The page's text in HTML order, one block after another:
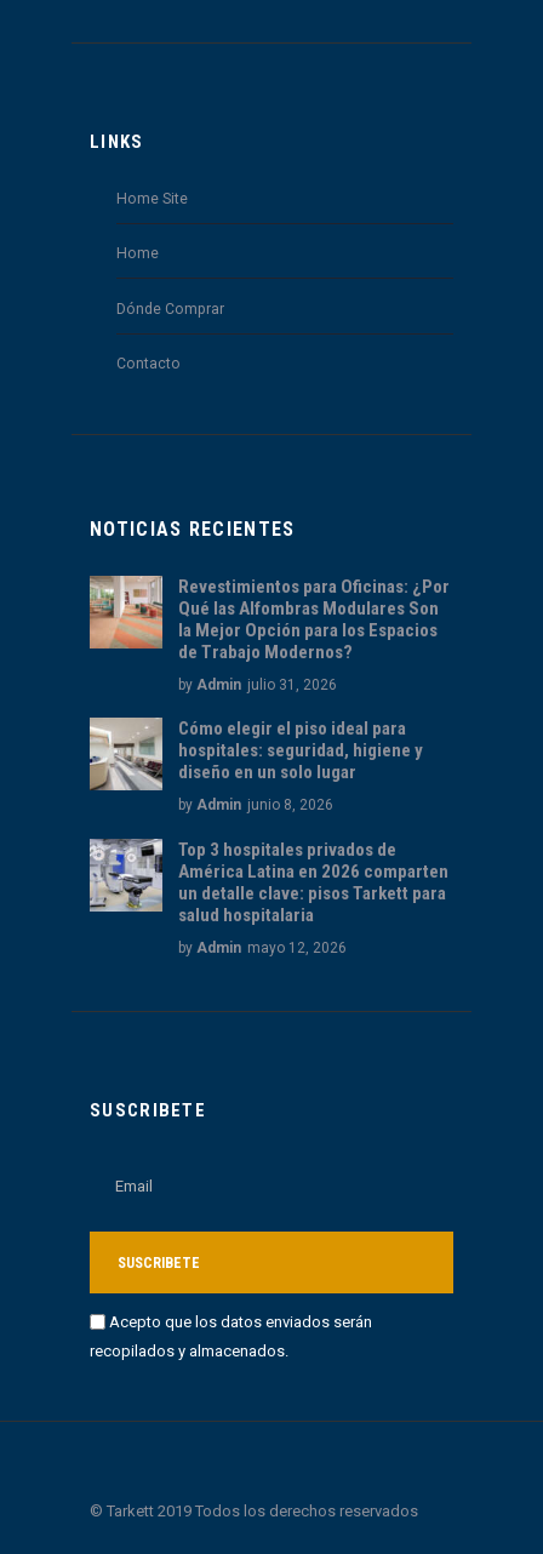
LINKS
Home Site
Home
Dónde Comprar
Contacto
NOTICIAS RECIENTES
Revestimientos para Oficinas: ¿Por
Qué las Alfombras Modulares Son
la Mejor Opción para los Espacios
de Trabajo Modernos?
byAdmin julio 31, 2026
Cómo elegir el piso ideal para
hospitales: seguridad, higiene y
diseño en un solo lugar
byAdmin junio 8, 2026
Top 3 hospitales privados de
América Latina en 2026 comparten
un detalle clave: pisos Tarkett para
salud hospitalaria
byAdmin mayo 12, 2026
SUSCRIBETE
Acepto que los datos enviados serán
recopilados y almacenados.
© Tarkett 2019 Todos los derechos reservados